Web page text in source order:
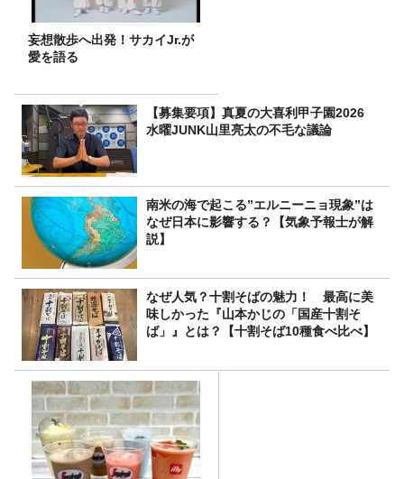
妄想散歩へ出発！サカイJr.が
愛を語る
【募集要項】真夏の大喜利甲子園2026
水曜JUNK山里亮太の不毛な議論
南米の海で起こる”エルニーニョ現象”は
なぜ日本に影響する？【気象予報士が解
説】
なぜ人気？十割そばの魅力！ 最高に美
味しかった『山本かじの「国産十割そ
ば」』とは？【十割そば10種食べ比べ】